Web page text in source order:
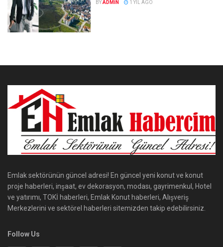
BYADMIN 1 YIL AGO
Emlak sektörünün güncel adresi! En güncel yeni konut ve konut
proje haberleri, inşaat, ev dekorasyon, modası, gayrimenkul, Hotel
ve yatırımı, TOKİ haberleri, Emlak Konut haberleri, Alışveriş
Merkezlerini ve sektörel haberleri sitemizden takip edebilirsiniz.
Follow Us